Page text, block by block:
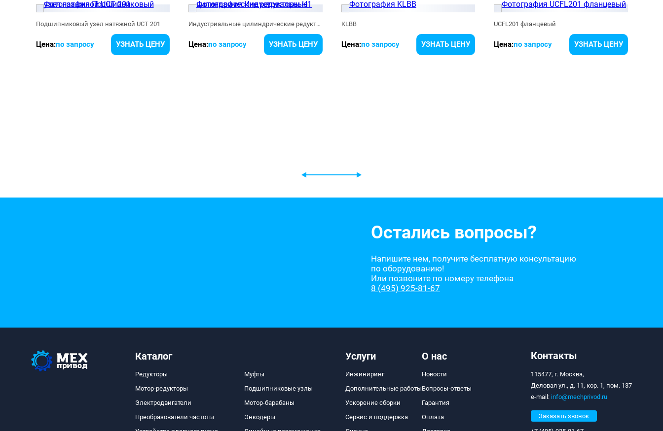
Подшипниковый узел натяжной UCT 201
Цена:по запросу УЗНАТЬ ЦЕНУ
Индустриальные цилиндрические редукторы Н1
Цена:по запросу УЗНАТЬ ЦЕНУ
KLBB
Цена:по запросу УЗНАТЬ ЦЕНУ
UCFL201 фланцевый
Цена:по запросу УЗНАТЬ ЦЕНУ
Остались вопросы?
Напишите нем, получите бесплатную консультацию
по оборудованию!
Или позвоните по номеру телефона
8 (495) 925-81-67
Каталог
Редукторы
Мотор-редукторы
Электродвигатели
Преобразователи частоты
Муфты
Подшипниковые узлы
Мотор-барабаны
Энкодеры
Услуги
Инжиниринг
Дополнительные работы
Ускорение сборки
Сервис и поддержка
О нас
Новости
Вопросы-ответы
Гарантия
Оплата
Контакты
115477, г. Москва,
Деловая ул., д. 11, кор. 1, пом. 137
e-mail: info@mechprivod.ru
Заказать звонок